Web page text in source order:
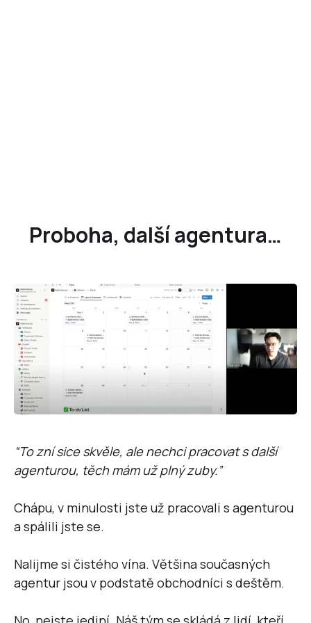
Proboha, další agentura…
“To zní sice skvěle, ale nechci pracovat s další
agenturou, těch mám už plný zuby.”
Chápu, v minulosti jste už pracovali s agenturou
a spálili jste se.
Nalijme si čistého vína. Většina současných
agentur jsou v podstatě obchodníci s deštěm.